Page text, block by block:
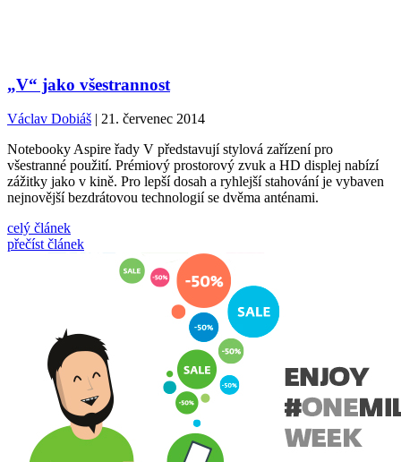
„V“ jako všestrannost
Václav Dobiáš | 21. červenec 2014
Notebooky Aspire řady V představují stylová zařízení pro
všestranné použití. Prémiový prostorový zvuk a HD displej nabízí
zážitky jako v kině. Pro lepší dosah a ryhlejší stahování je vybaven
nejnovější bezdrátovou technologií se dvěma anténami.
celý článek
přečíst článek